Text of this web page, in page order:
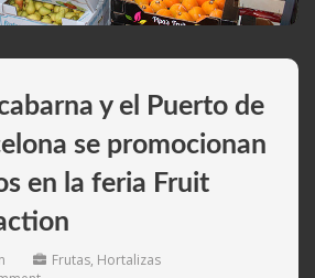
y el Puerto de
se promocionan
en la feria Fruit
Frutas, Hortalizas